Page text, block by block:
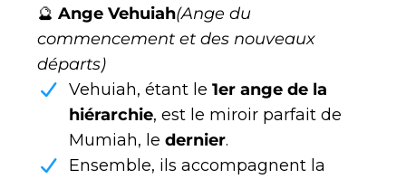
🔮 Ange Vehuiah(Ange du
commencement et des nouveaux
départs)
Vehuiah, étant le 1er ange de la
hiérarchie, est le miroir parfait de
Mumiah, le dernier.
Ensemble, ils accompagnent la